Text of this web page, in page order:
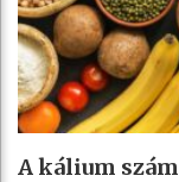
A kálium